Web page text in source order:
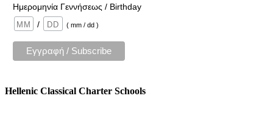
Ημερομηνία Γεννήσεως / Birthday
/
( mm / dd )
Hellenic Classical Charter Schools